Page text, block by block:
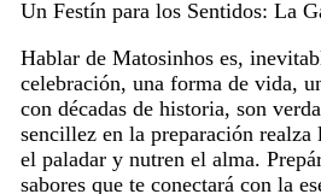
Un Festín para los Sentidos: La
Hablar de Matosinhos es,
celebración, una forma de vida,
con décadas de historia, son
sencillez en la preparación
el paladar y nutren el alma.
sabores que te conectará con la